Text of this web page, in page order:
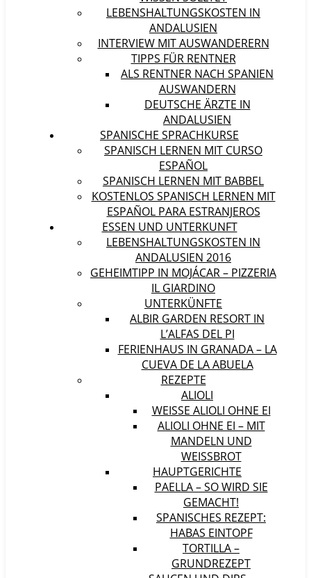
LEBENSHALTUNGSKOSTEN IN
ANDALUSIEN
INTERVIEW MIT AUSWANDERERN
TIPPS FÜR RENTNER
ALS RENTNER NACH SPANIEN
AUSWANDERN
DEUTSCHE ÄRZTE IN
ANDALUSIEN
SPANISCHE SPRACHKURSE
SPANISCH LERNEN MIT CURSO
ESPAÑOL
SPANISCH LERNEN MIT BABBEL
KOSTENLOS SPANISCH LERNEN MIT
ESPAÑOL PARA ESTRANJEROS
ESSEN UND UNTERKUNFT
LEBENSHALTUNGSKOSTEN IN
ANDALUSIEN 2016
GEHEIMTIPP IN MOJÁCAR – PIZZERIA
IL GIARDINO
UNTERKÜNFTE
ALBIR GARDEN RESORT IN
L’ALFAS DEL PI
FERIENHAUS IN GRANADA – LA
CUEVA DE LA ABUELA
REZEPTE
ALIOLI
WEISSE ALIOLI OHNE EI
ALIOLI OHNE EI – MIT
MANDELN UND
WEISSBROT
HAUPTGERICHTE
PAELLA – SO WIRD SIE
GEMACHT!
SPANISCHES REZEPT:
HABAS EINTOPF
TORTILLA –
GRUNDREZEPT